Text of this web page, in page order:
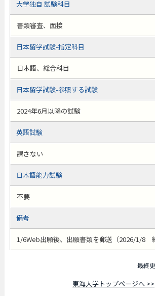
大学独自 試験科目
書類審査、面接
日本留学試験-指定科目
日本語、総合科目
日本留学試験-参照する試験
2024年6月以降の試験
英語試験
課さない
日本語能力試験
不要
備考
1/6Web出願後、出願書類を郵送（2026/1/8
最終
東海大学トップページへ >>